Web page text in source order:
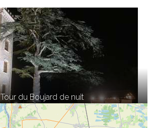
Tour du Boujard de nuit